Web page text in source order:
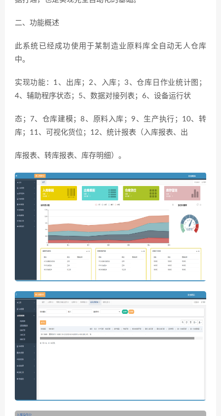
二、功能概述
此系统已经成功使用于某制造业原料库全自动无人仓库
中。
实现功能：1、出库；2、入库；3、仓库日作业统计图；
4、辅助程序状态；5、数据对接列表；6、设备运行状
态；7、仓库建模；8、原料入库；9、生产执行；10、转
库；11、可视化货位；12、统计报表（入库报表、出
库报表、转库报表、库存明细）。